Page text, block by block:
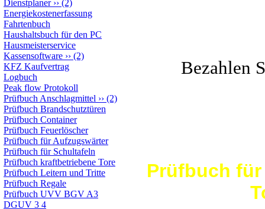
Dienstplaner›› (2)
Energiekostenerfassung
Fahrtenbuch
Haushaltsbuch für den PC
Hausmeisterservice
Kassensoftware ›› (2)
KFZ Kaufvertrag
Logbuch
Peak flow Protokoll
Prüfbuch Anschlagmittel ›› (2)
Prüfbuch Brandschutztüren
Prüfbuch Container
Prüfbuch Feuerlöscher
Prüfbuch für Aufzugswärter
Prüfbuch für Schultafeln
Prüfbuch kraftbetriebene Tore
Prüfbuch Leitern und Tritte
Prüfbuch Regale
Prüfbuch UVV BGV A3
DGUV 3 4
Bezahlen
Prüfbuch